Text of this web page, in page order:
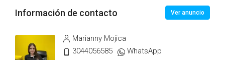
Información de contacto Ver anuncio
Marianny Mojica
3044056585
WhatsApp